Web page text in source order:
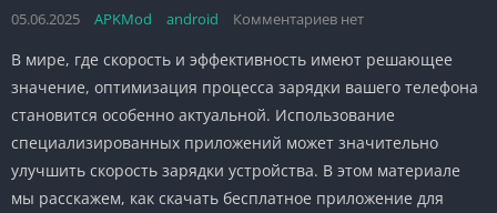
05.06.2025 APKMod android Комментариев нет
В мире, где скорость и эффективность имеют решающее
значение, оптимизация процесса зарядки вашего телефона
становится особенно актуальной. Использование
специализированных приложений может значительно
улучшить скорость зарядки устройства. В этом материале
мы расскажем, как скачать бесплатное приложение для